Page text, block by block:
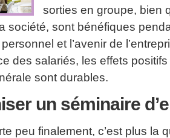
sorties en groupe, bien
société, sont bénéfiques
et l’avenir de
des salariés, les effets
sont durables.
un séminaire
peu finalement, c’est plus la